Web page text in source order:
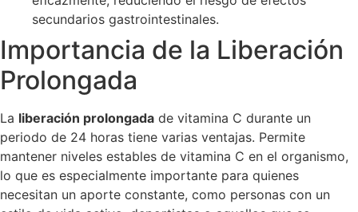
secundarios gastrointestinales.
Importancia de la Liberación
Prolongada
La liberación prolongada de vitamina C durante un
periodo de 24 horas tiene varias ventajas. Permite
mantener niveles estables de vitamina C en el organismo,
lo que es especialmente importante para quienes
necesitan un aporte constante, como personas con un